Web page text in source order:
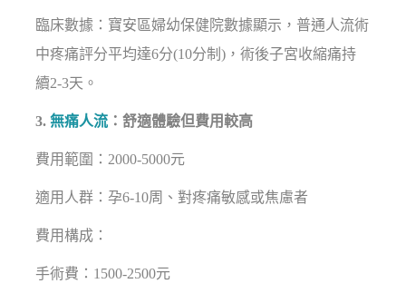
臨床數據：寶安區婦幼保健院數據顯示，普通人流術
中疼痛評分平均達6分(10分制)，術後子宮收縮痛持
續2-3天。
3.無痛人流 ：舒適體驗但費用較高
費用範圍：2000-5000元
適用人群：孕6-10周、對疼痛敏感或焦慮者
費用構成：
手術費：1500-2500元